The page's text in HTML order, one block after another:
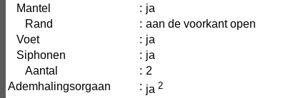
Mantel : ja
Rand
: aan de voorkant open
Voet
: ja
Siphonen
: ja
Aantal
: 2
Ademhalingsorgaan
: ja 2